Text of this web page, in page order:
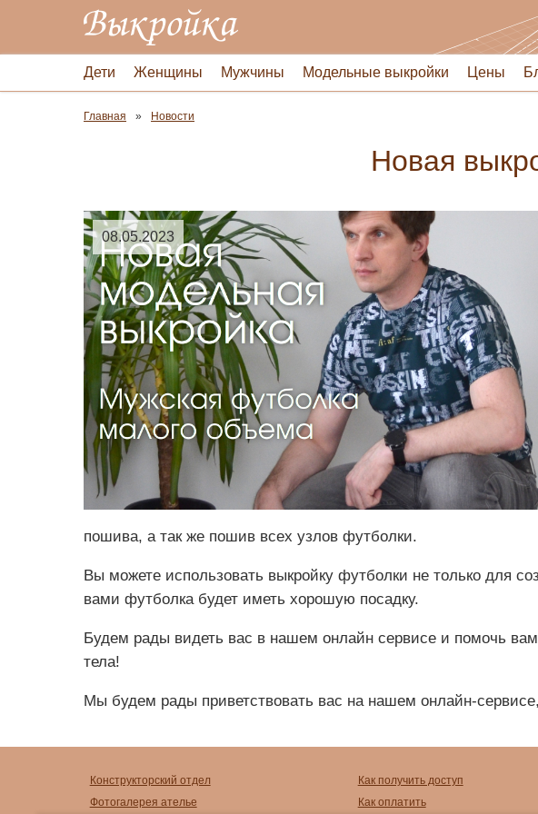
Дети Женщины Мужчины Модельные выкройки Цены
Главная Новости
Новая
08.05.2023
пошива, а так же пошив всех узлов футболки.
Вы можете использовать выкройку футболки не только для
вами футболка будет иметь хорошую посадку.
Будем рады видеть вас в нашем онлайн сервисе и помочь
тела!
Мы будем рады приветствовать вас на нашем онлайн-
Конструкторский отдел
Фотогалерея ателье
Как получить доступ
Как оплатить